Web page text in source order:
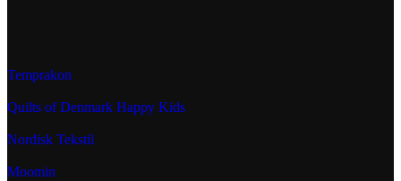
Temprakon
Quilts of Denmark Happy Kids
Nordisk Tekstil
Moomin